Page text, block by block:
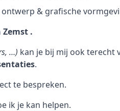
& grafische
.
…) kan je bij mij ook terecht
.
te bespreken.
ik je kan helpen.